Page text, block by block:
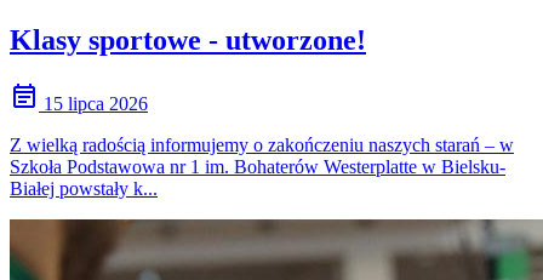
Klasy sportowe - utworzone!
event_note 15 lipca 2026
Z wielką radością informujemy o zakończeniu naszych starań – w
Szkoła Podstawowa nr 1 im. Bohaterów Westerplatte w Bielsku-
Białej powstały k...